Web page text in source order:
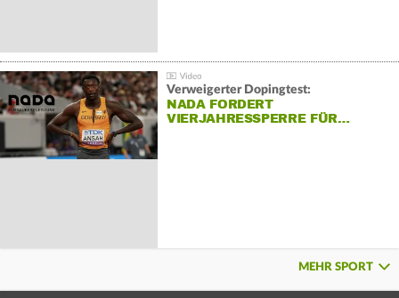
Verweigerter Dopingtest:
NADA FORDERT
VIERJAHRESSPERRE FÜR…
MEHR SPORT